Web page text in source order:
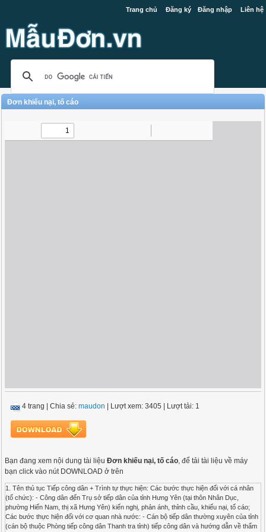
Trang chủ Đăng ký Đăng nhập Liên hệ
Đơn khiếu nại, tố cáo
4 trang |Chia sẻ:maudon | Lượt xem: 3405 | Lượt tải: 1
Bạn đang xem nội dung tài liệuĐơn khiếu nại, tố cáo, để tải tài liệu về máy
bạn click vào nút DOWNLOAD ở trên
1. Tên thủ tục Tiếp công dân + Trình tự thực hiện: Các bước thực hiện đối với cá nhân
(tổ chức): - Công dân đến Trụ sở tiếp dân của tỉnh Hưng Yên (tại thôn Nhân Dục,
phường Hiến Nam, thị xã Hưng Yên) kiến nghị, phản ánh, thỉnh cầu, khiếu nại, tố cáo;
Các bước thực hiện đối với cơ quan nhà nước: - Cán bộ tiếp dân thường xuyên của tỉnh
(cán bộ thuộc Phòng tiếp công dân Thanh tra tỉnh) tiếp công dân và hướng dẫn về thẩm